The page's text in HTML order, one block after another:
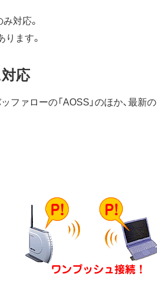
対応。
ます。
応
ァローの「AOSS」のほか、最新の